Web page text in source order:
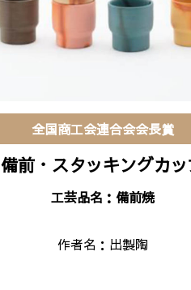
全国商工会連合会会長賞
備前・スタッキングカ
工芸品名：備前焼
作者名： 出製陶